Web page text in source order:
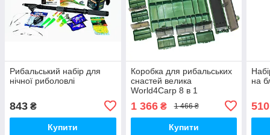
Рибальський набір для
нічної риболовлі
843 ₴
Купити
Коробка для рибальських
снастей велика
World4Carp 8 в 1
1 366₴ 1 466 ₴
Купити
на
510